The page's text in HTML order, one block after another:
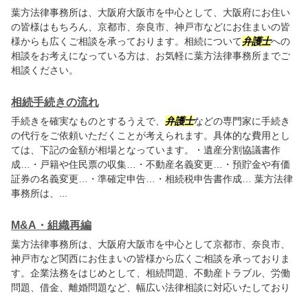
葉方法律事務所は、大阪府大阪市を中心として、大阪府にお住い
の皆様はもちろん、京都市、奈良市、神戸市などにお住まいの皆
様からも広くご相談を承っております。相続について弁護士への
相談をお考えになっている方は、お気軽に葉方法律事務所までご
相談ください。
相続手続きの流れ
手続きを確実なものとするうえで、 弁護士などの専門家に手続き
の代行をご依頼いただくことが考えられます。具体的な費用とし
ては、下記の金額が相場となっています。・遺産分割協議書作
成…・戸籍や住民票の収集…・不動産名義変更…・預貯金や有価
証券の名義変更…・準確定申告…・相続税申告書作成… 葉方法律
事務所は、...
M&A・組織再編
葉方法律事務所は、大阪府大阪市を中心として京都市、奈良市、
神戸市など関西にお住まいの皆様から広くご相談を承っておりま
す。企業法務をはじめとして、相続問題、不動産トラブル、労働
問題、借金、離婚問題など、幅広い法律相談に対応いたしており